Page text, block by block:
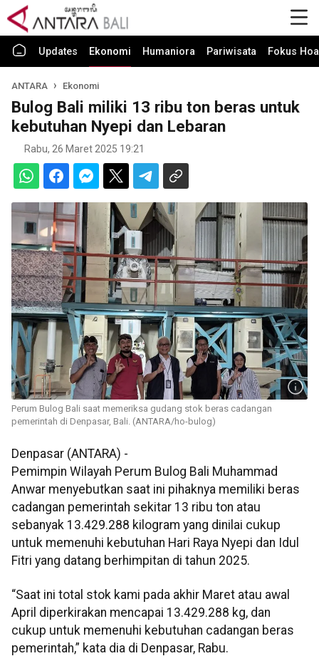
Updates Ekonomi Humaniora Pariwisata Fokus
ANTARA Ekonomi
Bulog Bali miliki 13 ribu ton beras untuk
kebutuhan Nyepi dan Lebaran
Rabu, 26 Maret 2025 19:21
Perum Bulog Bali saat memeriksa gudang stok beras cadangan
pemerintah di Denpasar, Bali. (ANTARA/ho-bulog)
Denpasar (ANTARA) -
Pemimpin Wilayah Perum Bulog Bali Muhammad
Anwar menyebutkan saat ini pihaknya memiliki beras
cadangan pemerintah sekitar 13 ribu ton atau
sebanyak 13.429.288 kilogram yang dinilai cukup
untuk memenuhi kebutuhan Hari Raya Nyepi dan Idul
Fitri yang datang berhimpitan di tahun 2025.
“Saat ini total stok kami pada akhir Maret atau awal
April diperkirakan mencapai 13.429.288 kg, dan
cukup untuk memenuhi kebutuhan cadangan beras
pemerintah,” kata dia di Denpasar, Rabu.